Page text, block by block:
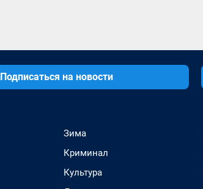
Подписаться на новости
Зима
Криминал
Культура